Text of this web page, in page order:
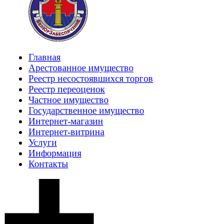
Главная
Арестованное имущество
Реестр несостоявшихся торгов
Реестр переоценок
Частное имущество
Государственное имущество
Интернет-магазин
Интернет-витрина
Услуги
Информация
Контакты